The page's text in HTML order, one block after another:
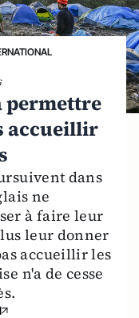
permettre
accueillir
dans
ne
à faire leur
leur donner
accueillir les
n'a de cesse